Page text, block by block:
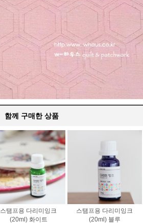
함께 구매한 상품
스탬프용 다리미잉크
(20ml) 화이트
스탬프용 다리미잉크
(20ml) 블루